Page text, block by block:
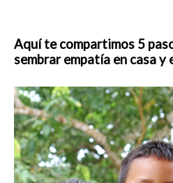
Aquí te compartimos 5
sembrar empatía en casa y